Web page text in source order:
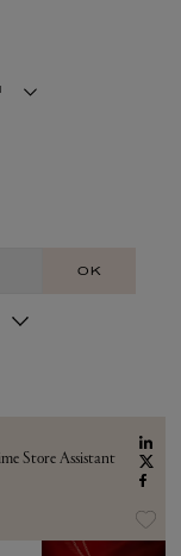
OK
Store Assistant